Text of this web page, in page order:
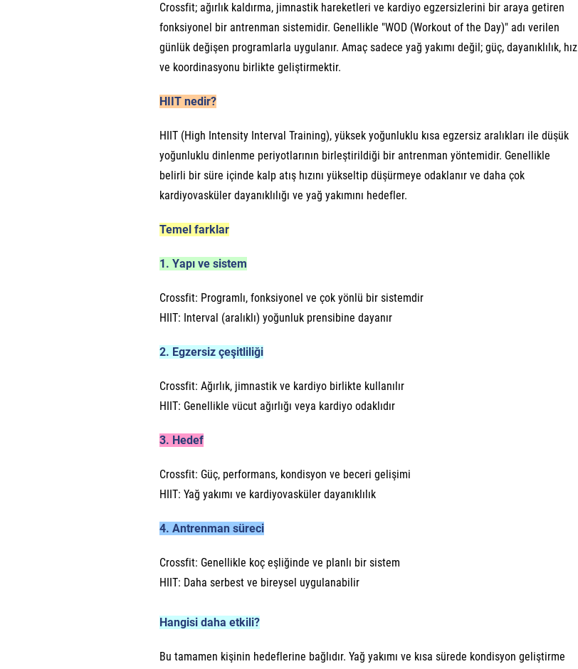
Crossfit; ağırlık kaldırma, jimnastik hareketleri ve kardiyo egzersizlerini bir araya getiren
fonksiyonel bir antrenman sistemidir. Genellikle "WOD (Workout of the Day)" adı verilen
günlük değişen programlarla uygulanır. Amaç sadece yağ yakımı değil; güç, dayanıklılık, hız
ve koordinasyonu birlikte geliştirmektir.
HIIT nedir?
HIIT (High Intensity Interval Training), yüksek yoğunluklu kısa egzersiz aralıkları ile düşük
yoğunluklu dinlenme periyotlarının birleştirildiği bir antrenman yöntemidir. Genellikle
belirli bir süre içinde kalp atış hızını yükseltip düşürmeye odaklanır ve daha çok
kardiyovasküler dayanıklılığı ve yağ yakımını hedefler.
Temel farklar
1. Yapı ve sistem
Crossfit: Programlı, fonksiyonel ve çok yönlü bir sistemdir
HIIT: Interval (aralıklı) yoğunluk prensibine dayanır
2. Egzersiz çeşitliliği
Crossfit: Ağırlık, jimnastik ve kardiyo birlikte kullanılır
HIIT: Genellikle vücut ağırlığı veya kardiyo odaklıdır
3. Hedef
Crossfit: Güç, performans, kondisyon ve beceri gelişimi
HIIT: Yağ yakımı ve kardiyovasküler dayanıklılık
4. Antrenman süreci
Crossfit: Genellikle koç eşliğinde ve planlı bir sistem
HIIT: Daha serbest ve bireysel uygulanabilir
Hangisi daha etkili?
Bu tamamen kişinin hedeflerine bağlıdır. Yağ yakımı ve kısa sürede kondisyon geliştirme